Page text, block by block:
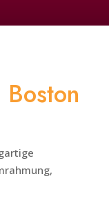
Boston